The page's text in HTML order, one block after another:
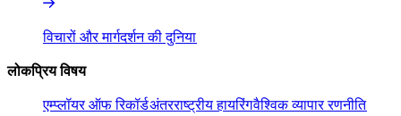
विचारों और मार्गदर्शन की दुनिया​​
लोकप्रिय विषय​​
एम्प्लॉयर ऑफ रिकॉर्ड​​अंतरराष्ट्रीय हायरिंग​​वैश्विक व्यापार रणनीति​​